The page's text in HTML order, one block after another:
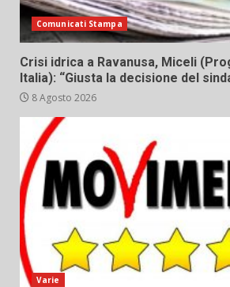
Comunicati Stampa
Crisi idrica a Ravanusa, Miceli
Italia): “Giusta la decisione del
8 Agosto 2026
Varie